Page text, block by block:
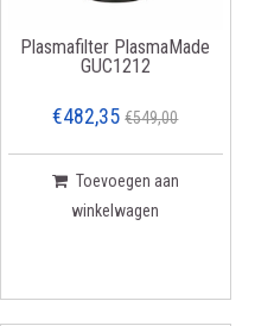
Plasmafilter PlasmaMade
GUC1212
€482,35 €549,00
Toevoegen aan
winkelwagen